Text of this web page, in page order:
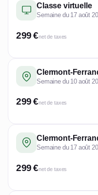
Classe virtuelle
Semaine du 17 août
299 €net de taxes
Clermont-
Semaine du 10 août
299 €net de taxes
Clermont-
Semaine du 17 août
299 €net de taxes